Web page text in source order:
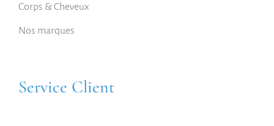
Corps & Cheveux
Nos marques
Service Client